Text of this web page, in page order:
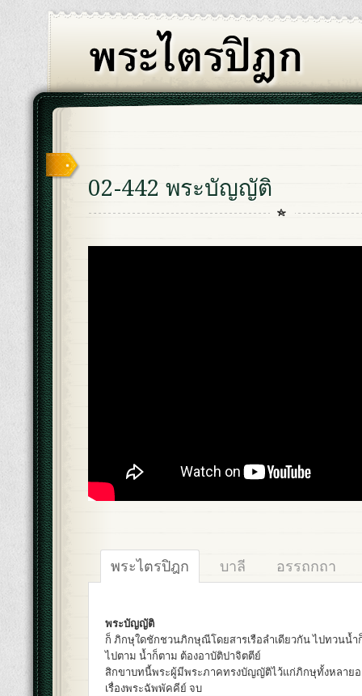
02-442 พระบัญญัติ
พระไตรปิฎก บาลี อรรถกถา
พระบัญญัติ
ก็ ภิกษุใดชักชวนภิกษุณีโดยสารเรือลำเดียวกัน ไปทวนน้ำ
ไปตาม น้ำก็ตาม ต้องอาบัติปาจิตตีย์
สิกขาบทนี้พระผู้มีพระภาคทรงบัญญัติไว้แก่ภิกษุทั้งหลาย
เรื่องพระฉัพพัคคีย์ จบ